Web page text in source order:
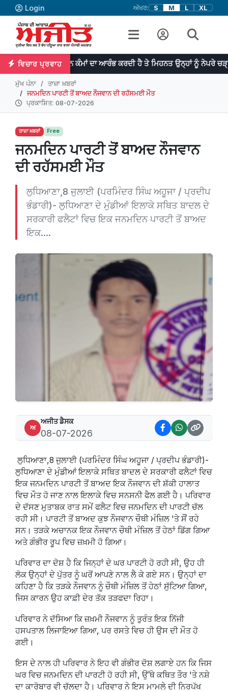
Login ਅੱਖਰ: S M L XL
ਵਿਚਾਰ ਪ੍ਰਵਾਹ
ਮਹਾਨ ਕੰਮਾਂ ਦਾ ਆਰੰਭ ਕਰਦੀ ਹੈ ਤੇ ਮਿਹਨਤ ਉਨ੍ਹਾਂ ਨੂੰ ਨੇਪਰੇ ਚੜ੍ਹਾਉਂਦੀ ਹੈ। -
ਮੁੱਖ ਪੰਨਾ
ਤਾਜ਼ਾ ਖ਼ਬਰਾਂ
ਜਨਮਦਿਨ ਪਾਰਟੀ ਤੋਂ ਬਾਅਦ ਨੌਜਵਾਨ ਦੀ ਰਹੱਸਮਈ ਮੌਤ
ਪ੍ਰਕਾਸ਼ਿਤ: 08-07-2026
ਤਾਜ਼ਾ ਖ਼ਬਰਾਂ Free
ਜਨਮਦਿਨ ਪਾਰਟੀ ਤੋਂ ਬਾਅਦ ਨੌਜਵਾਨ
ਦੀ ਰਹੱਸਮਈ ਮੌਤ
ਲੁਧਿਆਣਾ,8 ਜੁਲਾਈ (ਪਰਮਿੰਦਰ ਸਿੰਘ ਅਹੂਜਾ / ਪ੍ਰਦੀਪ
ਭੰਡਾਰੀ)- ਲੁਧਿਆਣਾ ਦੇ ਮੁੰਡੀਆਂ ਇਲਾਕੇ ਸਥਿਤ ਬਾਦਲ ਦੇ
ਸਰਕਾਰੀ ਫਲੈਟਾਂ ਵਿਚ ਇਕ ਜਨਮਦਿਨ ਪਾਰਟੀ ਤੋਂ ਬਾਅਦ
ਇਕ....
ਅ
ਅਜੀਤ ਡੈਸਕ
08-07-2026
ਲੁਧਿਆਣਾ,8 ਜੁਲਾਈ (ਪਰਮਿੰਦਰ ਸਿੰਘ ਅਹੂਜਾ / ਪ੍ਰਦੀਪ ਭੰਡਾਰੀ)-
ਲੁਧਿਆਣਾ ਦੇ ਮੁੰਡੀਆਂ ਇਲਾਕੇ ਸਥਿਤ ਬਾਦਲ ਦੇ ਸਰਕਾਰੀ ਫਲੈਟਾਂ ਵਿਚ
ਇਕ ਜਨਮਦਿਨ ਪਾਰਟੀ ਤੋਂ ਬਾਅਦ ਇਕ ਨੌਜਵਾਨ ਦੀ ਸ਼ੱਕੀ ਹਾਲਾਤ
ਵਿਚ ਮੌਤ ਹੋ ਜਾਣ ਨਾਲ ਇਲਾਕੇ ਵਿਚ ਸਨਸਨੀ ਫੈਲ ਗਈ ਹੈ। ਪਰਿਵਾਰ
ਦੇ ਦੱਸਣ ਮੁਤਾਬਕ ਰਾਤ ਸਮੇਂ ਫਲੈਟ ਵਿਚ ਜਨਮਦਿਨ ਦੀ ਪਾਰਟੀ ਚੱਲ
ਰਹੀ ਸੀ। ਪਾਰਟੀ ਤੋਂ ਬਾਅਦ ਕੁਝ ਨੌਜਵਾਨ ਚੌਥੀ ਮੰਜ਼ਿਲ 'ਤੇ ਸੌਂ ਰਹੇ
ਸਨ। ਤੜਕੇ ਅਚਾਨਕ ਇਕ ਨੌਜਵਾਨ ਚੌਥੀ ਮੰਜ਼ਿਲ ਤੋਂ ਹੇਠਾਂ ਡਿੱਗ ਗਿਆ
ਅਤੇ ਗੰਭੀਰ ਰੂਪ ਵਿਚ ਜ਼ਖ਼ਮੀ ਹੋ ਗਿਆ।
ਪਰਿਵਾਰ ਦਾ ਦੋਸ਼ ਹੈ ਕਿ ਜਿਨ੍ਹਾਂ ਦੇ ਘਰ ਪਾਰਟੀ ਹੋ ਰਹੀ ਸੀ, ਉਹ ਹੀ
ਲੋਕ ਉਨ੍ਹਾਂ ਦੇ ਪੁੱਤਰ ਨੂੰ ਘਰੋਂ ਆਪਣੇ ਨਾਲ ਲੈ ਕੇ ਗਏ ਸਨ। ਉਨ੍ਹਾਂ ਦਾ
ਕਹਿਣਾ ਹੈ ਕਿ ਤੜਕੇ ਨੌਜਵਾਨ ਨੂੰ ਚੌਥੀ ਮੰਜ਼ਿਲ ਤੋਂ ਹੇਠਾਂ ਸੁੱਟਿਆ ਗਿਆ,
ਜਿਸ ਕਾਰਨ ਉਹ ਕਾਫ਼ੀ ਦੇਰ ਤੱਕ ਤੜਫਦਾ ਰਿਹਾ।
ਪਰਿਵਾਰ ਨੇ ਦੱਸਿਆ ਕਿ ਜ਼ਖ਼ਮੀ ਨੌਜਵਾਨ ਨੂੰ ਤੁਰੰਤ ਇਕ ਨਿੱਜੀ
ਹਸਪਤਾਲ ਲਿਜਾਇਆ ਗਿਆ, ਪਰ ਰਸਤੇ ਵਿਚ ਹੀ ਉਸ ਦੀ ਮੌਤ ਹੋ
ਗਈ।
ਇਸ ਦੇ ਨਾਲ ਹੀ ਪਰਿਵਾਰ ਨੇ ਇਹ ਵੀ ਗੰਭੀਰ ਦੋਸ਼ ਲਗਾਏ ਹਨ ਕਿ ਜਿਸ
ਘਰ ਵਿਚ ਜਨਮਦਿਨ ਦੀ ਪਾਰਟੀ ਹੋ ਰਹੀ ਸੀ, ਉੱਥੇ ਕਥਿਤ ਤੌਰ 'ਤੇ ਨਸ਼ੇ
ਦਾ ਕਾਰੋਬਾਰ ਵੀ ਚੱਲਦਾ ਹੈ। ਪਰਿਵਾਰ ਨੇ ਇਸ ਮਾਮਲੇ ਦੀ ਨਿਰਪੱਖ